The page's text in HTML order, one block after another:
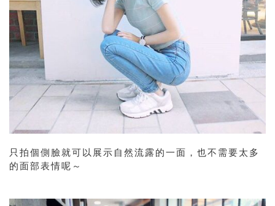
只拍個側臉就可以展示自然流露的一面，也不需要太多
的面部表情呢～